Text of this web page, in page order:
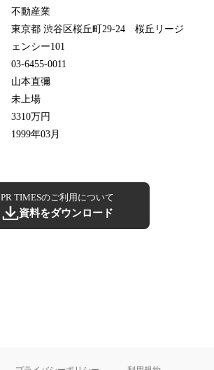
不動産業
東京都 渋谷区桜丘町29-24 桜丘リージ
ェンシー101
03-6455-0011
山本直彌
未上場
3310万円
1999年03月
PR TIMESのご利用について
資料をダウンロード